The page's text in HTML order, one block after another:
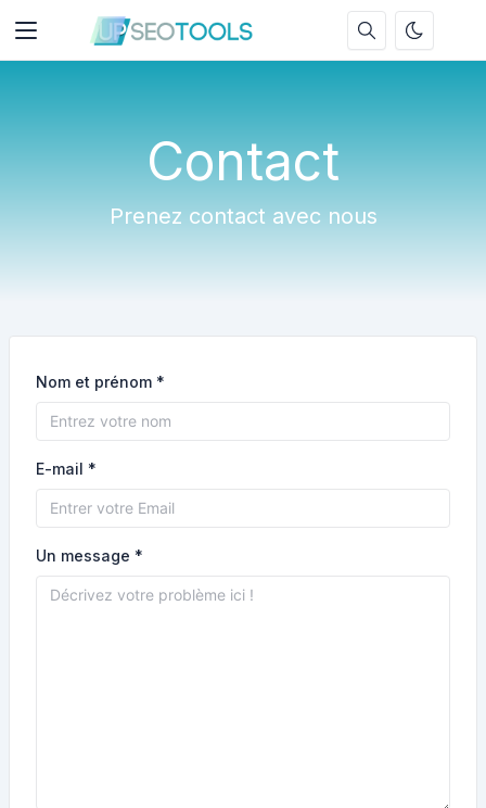
Contact
Prenez contact avec nous
Nom et prénom *
E-mail *
Un message *